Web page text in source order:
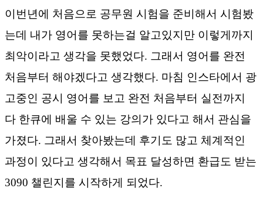
이번년에 처음으로 공무원 시험을 준비해서 시험봤
는데 내가 영어를 못하는걸 알고있지만 이렇게까지
최악이라고 생각을 못했었다. 그래서 영어를 완전
처음부터 해야겠다고 생각했다. 마침 인스타에서 광
고중인 공시 영어를 보고 완전 처음부터 실전까지
다 한큐에 배울 수 있는 강의가 있다고 해서 관심을
가졌다. 그래서 찾아봤는데 후기도 많고 체계적인
과정이 있다고 생각해서 목표 달성하면 환급도 받는
3090 챌린지를 시작하게 되었다.